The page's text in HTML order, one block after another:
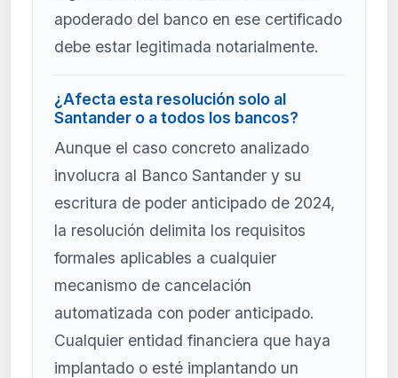
apoderado del banco en ese certificado
debe estar legitimada notarialmente.
¿Afecta esta resolución solo al
Santander o a todos los bancos?
Aunque el caso concreto analizado
involucra al Banco Santander y su
escritura de poder anticipado de 2024,
la resolución delimita los requisitos
formales aplicables a cualquier
mecanismo de cancelación
automatizada con poder anticipado.
Cualquier entidad financiera que haya
implantado o esté implantando un